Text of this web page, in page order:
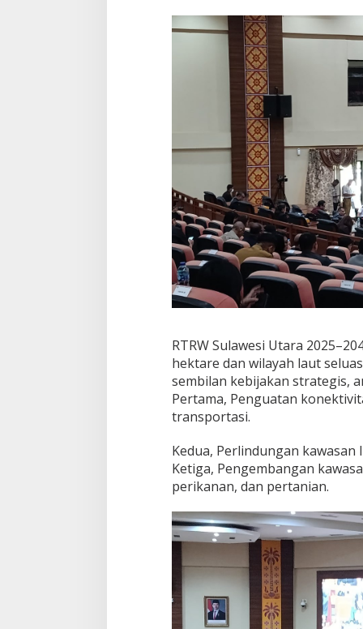
RTRW Sulawesi Utara
hektare dan wilayah laut
sembilan kebijakan strategis,
Pertama, Penguatan
transportasi.
Kedua, Perlindungan kawasan
Ketiga, Pengembangan
perikanan, dan pertanian.